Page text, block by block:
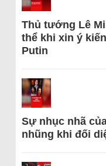
Thủ tướng Lê
thể khi xin ý
Putin
Sự nhục nhã
nhũng khi đối